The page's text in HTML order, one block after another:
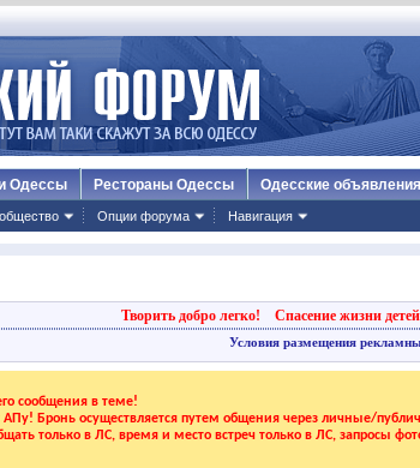
Опции форума Навигация
Одессы Рестораны Одессы Одесские объявления
Творить добро легко! Спасение жизни
Условия размещения
сообщения в теме!
Бронь осуществляется путем общения через личные/
только в ЛС, время и место встреч только в ЛС, запросы